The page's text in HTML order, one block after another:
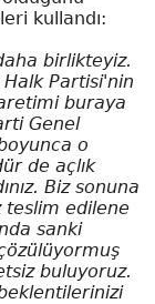
kullandı:
birlikteyiz.
Halk Partisi'nin
buraya
Genel
o
de açlık
Biz sonuna
teslim edilene
sanki
buluyoruz.